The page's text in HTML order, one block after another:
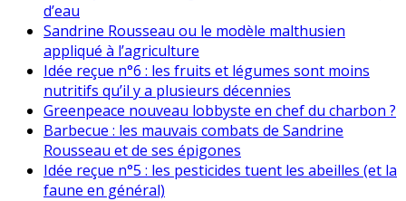
d’eau
Sandrine Rousseau ou le modèle malthusien
appliqué à l’agriculture
Idée reçue n°6 : les fruits et légumes sont moins
nutritifs qu’il y a plusieurs décennies
Greenpeace nouveau lobbyste en chef du charbon ?
Barbecue : les mauvais combats de Sandrine
Rousseau et de ses épigones
Idée reçue n°5 : les pesticides tuent les abeilles (et la
faune en général)